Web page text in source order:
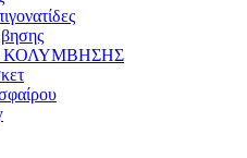
ΚΟΛΥΜΒΗΣΗΣ